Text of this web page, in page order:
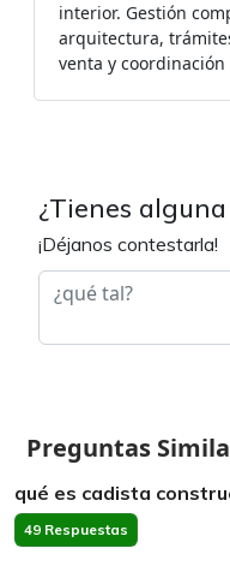
interior. Gestión
arquitectura,
venta y coordinación
¿Tienes
¡Déjanos contestarla!
Preguntas
qué es cadista
49 Respuestas